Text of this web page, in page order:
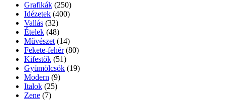
Grafikák (250)
Idézetek (400)
Vallás (32)
Ételek (48)
Művészet (14)
Fekete-fehér (80)
Kifestők (51)
Gyümölcsök (19)
Modern (9)
Italok (25)
Zene (7)